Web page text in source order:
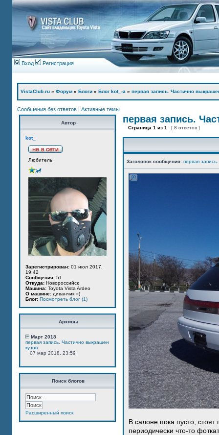
Вход Регистрация
VistaClub.ru » Форум » Блоги » Блог kot_-а » первая запись. Частично
Сообщения без ответов | Активные темы
Автор
kot_
Любитель
Зарегистрирован: 01 июл 2017,
19:42
Сообщения: 51
Откуда: Новороссийск
Машина: Toyota Vista Ardeo
О машине: диванчик =)
Блог: Посмотреть блог (1)
Архивы
Март 2018
первая запись. Частично выкрашен
кузов
07 мар 2018, 23:59
Поиск блогов
Расширенный поиск
первая запись.
Страница 1 из 1 [ 8 ответов ]
Заголовок сообщения: первая
В салоне пока пусто,
периодически что-то